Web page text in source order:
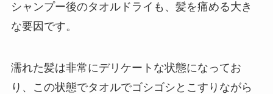
シャンプー後のタオルドライも、髪を痛める大き
な要因です。
濡れた髪は非常にデリケートな状態になってお
り、この状態でタオルでゴシゴシとこすりながら